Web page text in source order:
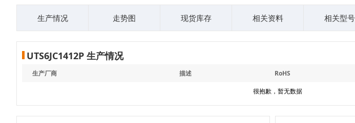
生产情况 走势图 现货库存 相关资料 相关型号
UTS6JC1412P 生产情况
生产厂商 描述 RoHS
很抱歉，暂无数据